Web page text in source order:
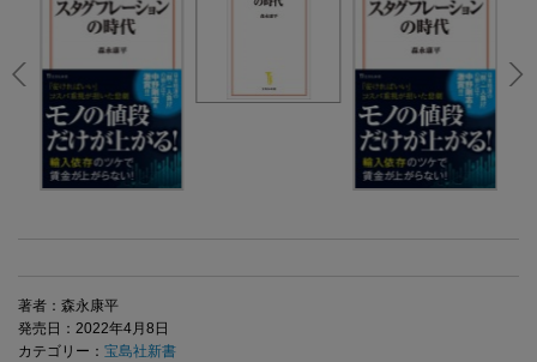
著者：森永康平
発売日：2022年4月8日
カテゴリー： 宝島社新書